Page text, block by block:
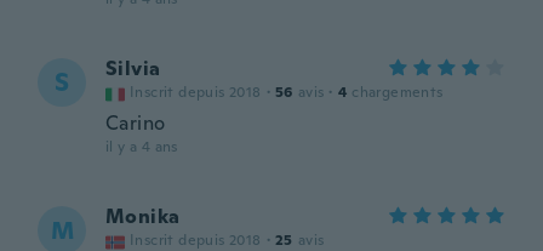
S Silvia
Inscrit depuis 2018 · 56 avis · 4 chargements
Carino
il y a 4 ans
M Monika
Inscrit depuis 2018 · 25 avis